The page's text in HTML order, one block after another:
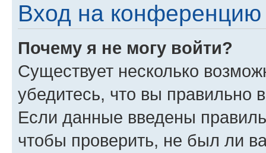
Вход на конференцию
Почему я не могу войти?
Существует несколько
убедитесь, что вы правильно
Если данные введены
чтобы проверить, не был ли